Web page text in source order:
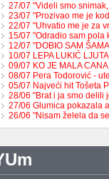
27/07 "Videli smo
23/07 "Prozivao me je
22/07 "Uhvatio me je za
15/07 "Odradio sam
12/07 "DOBIO SAM
10/07 LEPA LUKIĆ
09/07 KO JE MALA
08/07 Pera Todorović -
05/07 Najveći hit Tošeta
28/06 "Brat i ja smo
27/06 Glumica pokazala
26/06 "Nisam želela da